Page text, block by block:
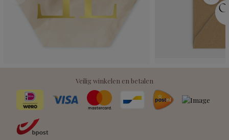
Veilig winkelen en betalen